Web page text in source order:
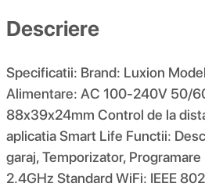
Descriere
Specificatii: Brand: Luxion
Alimentare: AC 100-240V 50/
88x39x24mm Control de la
aplicatia Smart Life Functii:
garaj, Temporizator,
2.4GHz Standard WiFi: IEEE